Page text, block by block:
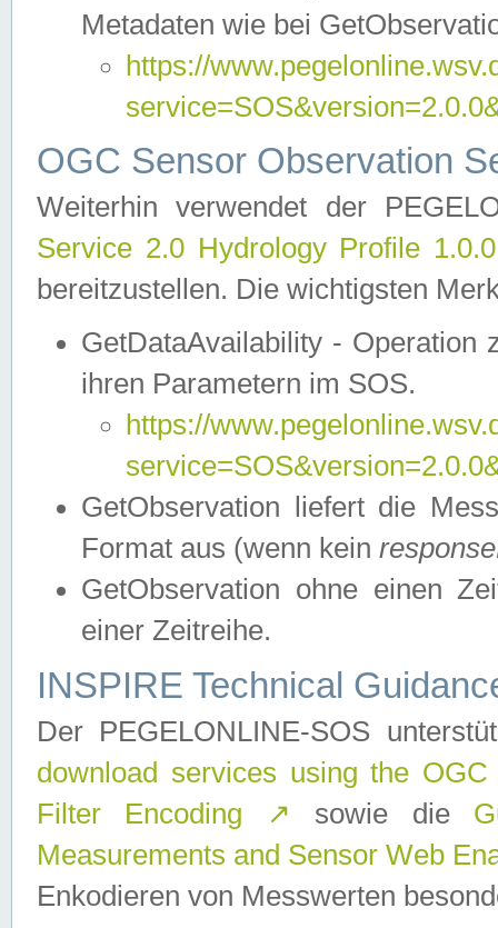
Metadaten wie bei
https://
OGC Sensor Observation
Weiterhin verwendet der
Service 2.0 Hydrology Profile
bereitzustellen. Die wichtigsten
GetDataAvailability - Operation
ihren Parametern im SOS.
https://
GetObservation liefert die
Format aus (wenn kein
GetObservation ohne einen
einer Zeitreihe.
INSPIRE Technical
Der PEGELONLINE-SOS
download services using the
Filter Encoding
↗ sowie die
Measurements and Sensor Web
Enkodieren von Messwerten